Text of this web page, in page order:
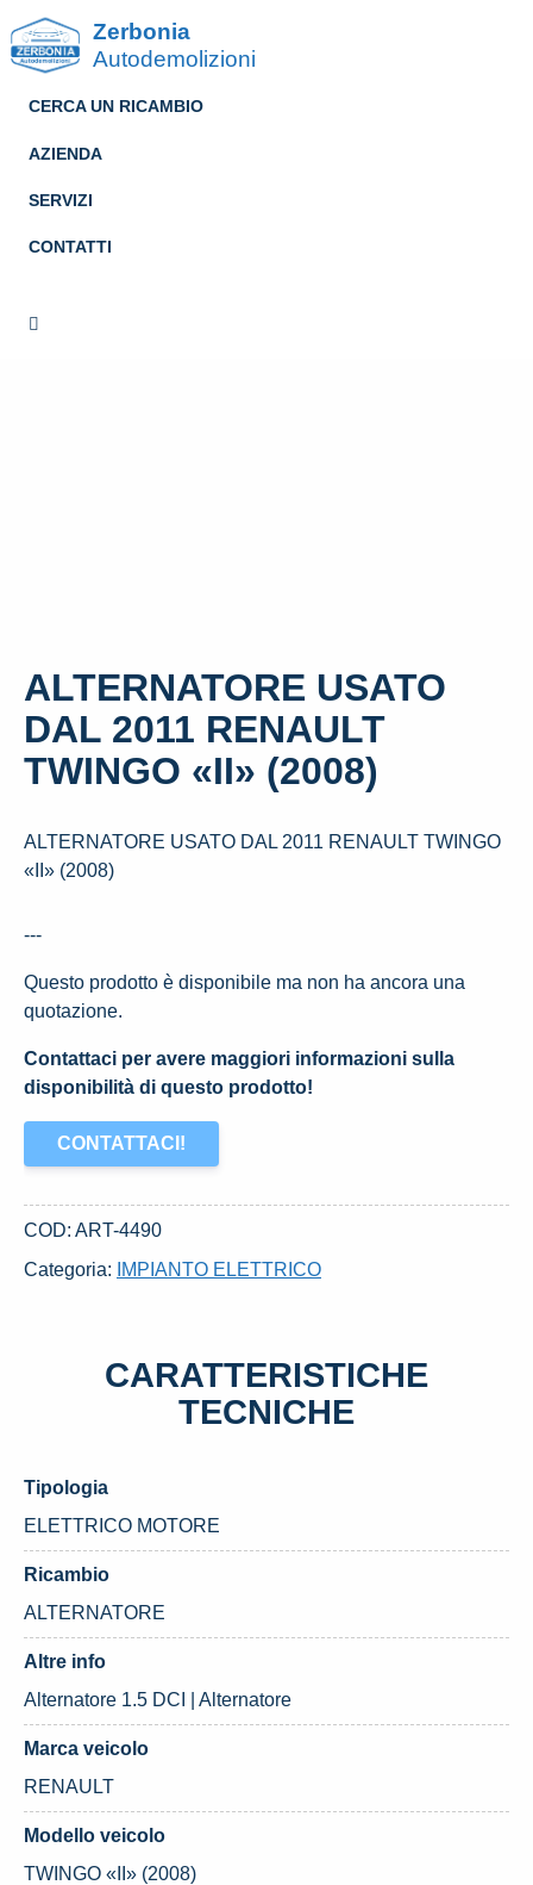
Zerbonia
Autodemolizioni
CERCA UN RICAMBIO
AZIENDA
SERVIZI
CONTATTI
ALTERNATORE USATO
DAL 2011 RENAULT
TWINGO «II» (2008)
ALTERNATORE USATO DAL 2011 RENAULT TWINGO
«II» (2008)
---
Questo prodotto è disponibile ma non ha ancora una
quotazione.
Contattaci per avere maggiori informazioni sulla
disponibilità di questo prodotto!
CONTATTACI!
COD: ART-4490
Categoria:
IMPIANTO ELETTRICO
CARATTERISTICHE
TECNICHE
Tipologia
ELETTRICO MOTORE
Ricambio
ALTERNATORE
Altre info
Alternatore 1.5 DCI | Alternatore
Marca veicolo
RENAULT
Modello veicolo
TWINGO «II» (2008)